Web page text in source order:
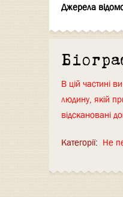
Джерела
В цій частині
людину, якій
відскановані
Категорії: Не